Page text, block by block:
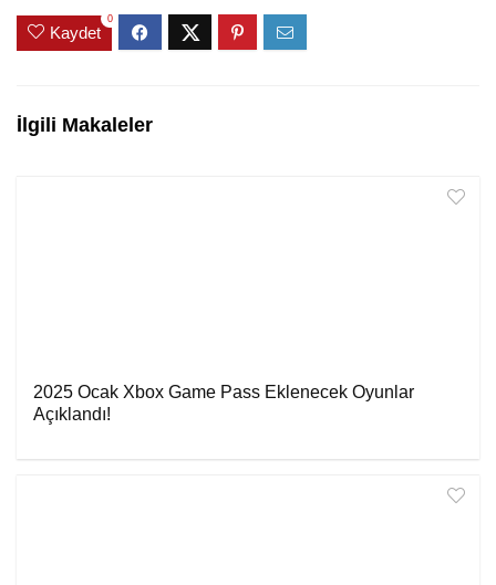
Kaydet
0
İlgili Makaleler
2025 Ocak Xbox Game Pass Eklenecek Oyunlar
Açıklandı!